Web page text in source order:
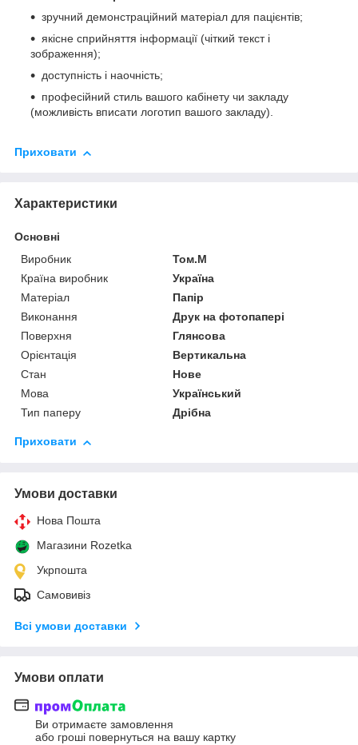
зручний демонстраційний матеріал для пацієнтів;
якісне сприйняття інформації (чіткий текст і
зображення);
доступність і наочність;
професійний стиль вашого кабінету чи закладу
(можливість вписати логотип вашого закладу).
Приховати
Характеристики
Основні
Виробник
Том.М
Країна виробник
Україна
Матеріал
Папір
Виконання
Друк на фотопапері
Поверхня
Глянсова
Орієнтація
Вертикальна
Стан
Нове
Мова
Український
Тип паперу
Дрібна
Приховати
Умови доставки
Нова Пошта
Магазини Rozetka
Укрпошта
Самовивіз
Всі умови доставки
Умови оплати
Ви отримаєте замовлення
або гроші повернуться на вашу картку